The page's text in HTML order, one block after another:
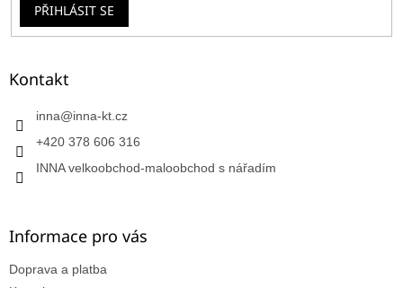
PŘIHLÁSIT SE
Kontakt
inna@inna-kt.cz
+420 378 606 316
INNA velkoobchod-maloobchod s nářadím
Informace pro vás
Doprava a platba